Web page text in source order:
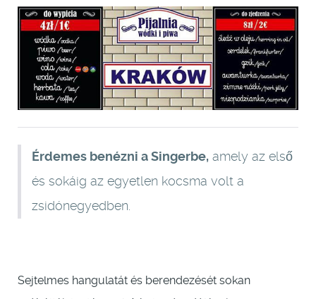
Érdemes benézni a Singerbe, amely az első
és sokáig az egyetlen kocsma volt a
zsidónegyedben.
Sejtelmes hangulatát és berendezését sokan